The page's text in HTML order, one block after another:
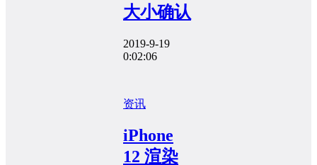
大小确认
2019-9-19
0:02:06
资讯
iPhone
12 渲染